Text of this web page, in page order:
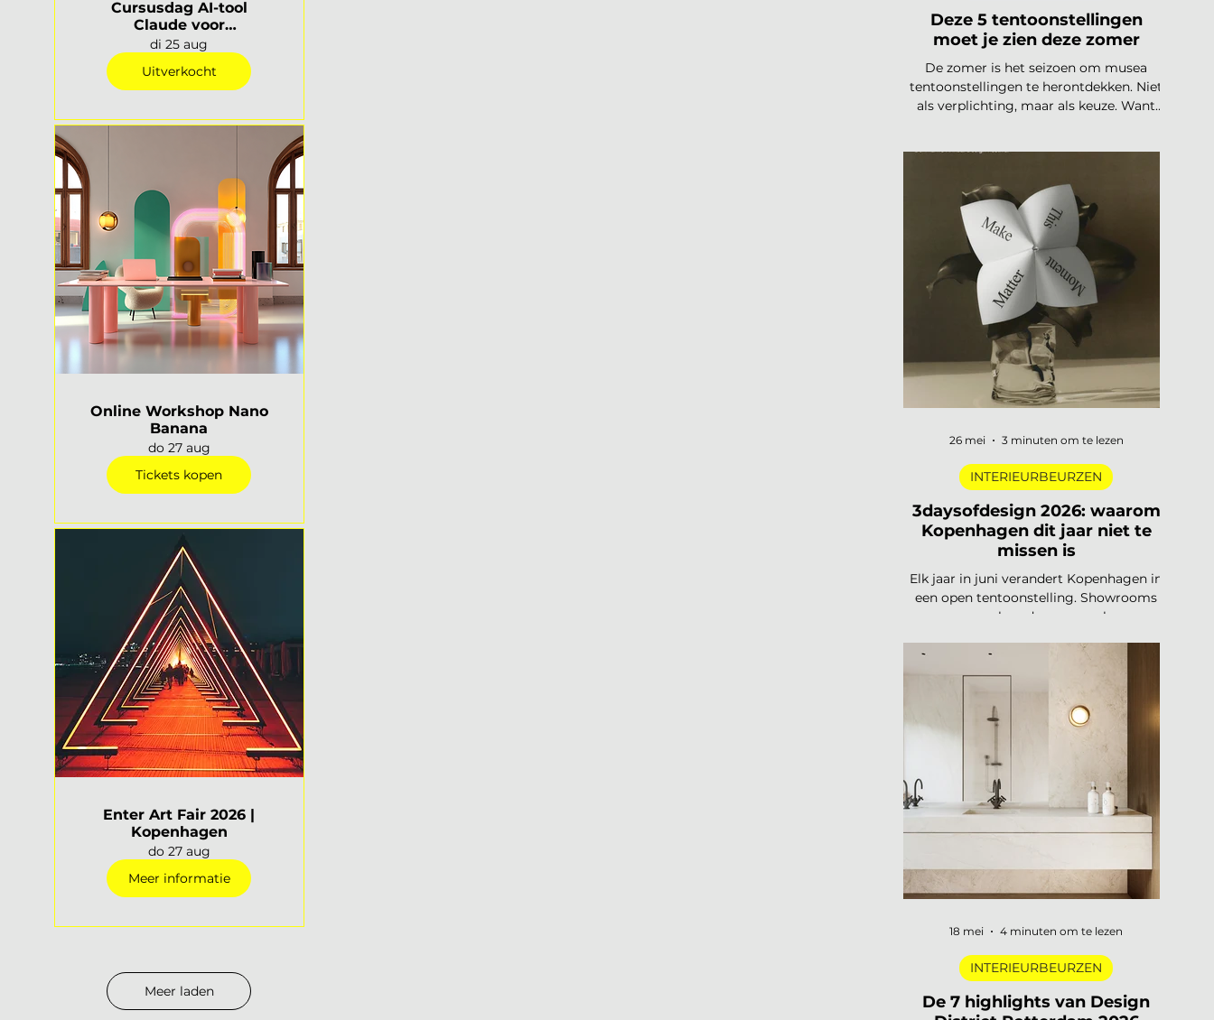
Cursusdag AI-tool
Claude voor
interieurprofessionals |
di 25 aug
Uitverkocht
Online Workshop Nano
Banana
do 27 aug
Tickets kopen
Enter Art Fair 2026 |
Kopenhagen
do 27 aug
Meer informatie
Meer laden
Deze 5 tentoonstellingen
moet je zien deze zomer
De zomer is het seizoen om musea
tentoonstellingen te herontdekken. Niet
als verplichting, maar als keuze. Want
tentoonstelling waar je letterlijk moet
bewegen om het werk te begrijpen. Van
digitale pioniers in een Depot-zaal tot
marmer dat architectuur omvormt tot
ontmoetingsplek. Vijf tentoonstellingen,
verspreid over Nederland, die de moeite
waard zijn om speci
3daysofdesign 2026: waarom
Kopenhagen dit jaar niet te
missen is
Elk jaar in juni verandert Kopenhagen in
een open tentoonstelling. Showrooms
openen hun deuren, merken
designers uit de hele wereld komen
samen in een van de meest visueel
gelaagde steden van Europa. Dat is
3daysofdesign in een zin. En uiteraard
zijn wij er weer bij met De Interieur Club
om verslag te doen. 3daysofdesign is
het grootste designfestival van
Scandinavië. Verspreid over de stad vind
je honderden evenementen: van intieme
INTERIEURBEURZEN
26 mei 3 minuten om te lezen
De 7 highlights van Design
INTERIEURBEURZEN
18 mei 4 minuten om te lezen